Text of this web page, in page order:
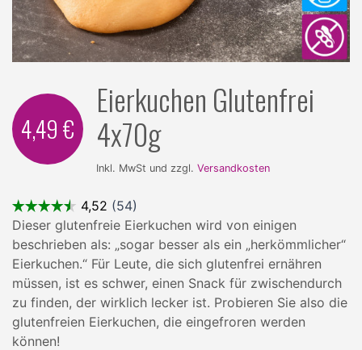
4,49 €
Eierkuchen Glutenfrei
4x70g
Inkl. MwSt und zzgl. Versandkosten
Dieser glutenfreie Eierkuchen wird von einigen
beschrieben als: „sogar besser als ein „herkömmlicher“
Eierkuchen.“ Für Leute, die sich glutenfrei ernähren
müssen, ist es schwer, einen Snack für zwischendurch
zu finden, der wirklich lecker ist. Probieren Sie also die
glutenfreien Eierkuchen, die eingefroren werden
können!